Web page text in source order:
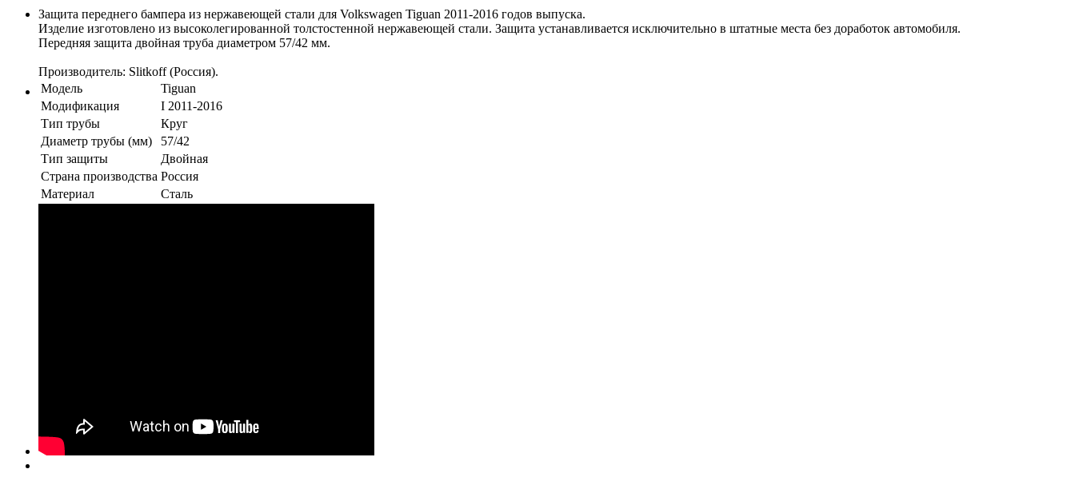
Защита переднего бампера из нержавеющей стали для Volkswagen Tiguan 2011-2016 годов выпуска.
Изделие изготовлено из высоколегированной толстостенной нержавеющей стали. Защита устанавливается исключительно в штатные места без доработок автомобиля.
Передняя защита двойная труба диаметром 57/42 мм.
Производитель: Slitkoff (Россия).
Модель
Tiguan
Модификация
I 2011-2016
Тип трубы
Круг
Диаметр трубы (мм)
57/42
Тип защиты
Двойная
Страна производства Россия
Материал
Сталь